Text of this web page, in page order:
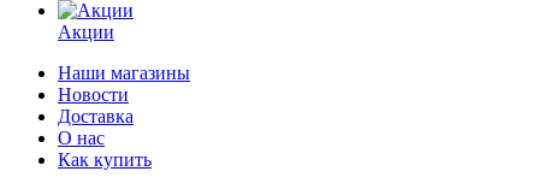
Акции
Наши магазины
Новости
Доставка
О нас
Как купить